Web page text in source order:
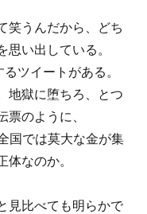
笑うんだから、どち
い出している。
ツイートがある。
地獄に堕ちろ、とつ
のように、
国では莫大な金が集
なのか。
見比べても明らかで